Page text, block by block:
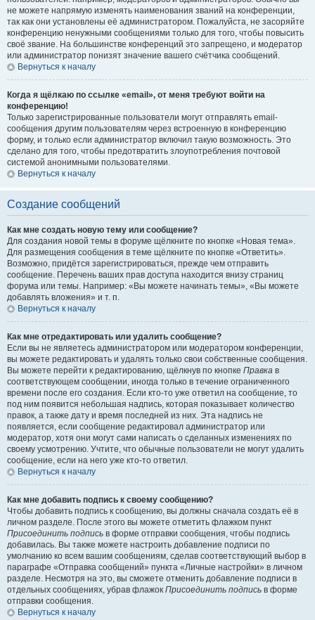
не можете напрямую изменять наименования званий на конференции,
так как они установлены её администратором. Пожалуйста, не засоряйте
конференцию ненужными сообщениями только для того, чтобы повысить
своё звание. На большинстве конференций это запрещено, и модератор
или администратор понизят значение вашего счётчика сообщений.
Вернуться к началу
Когда я щёлкаю по ссылке «email», от меня требуют войти на
конференцию!
Только зарегистрированные пользователи могут отправлять email-
сообщения другим пользователям через встроенную в конференцию
форму, и только если администратор включил такую возможность. Это
сделано для того, чтобы предотвратить злоупотребления почтовой
системой анонимными пользователями.
Вернуться к началу
Создание сообщений
Как мне создать новую тему или сообщение?
Для создания новой темы в форуме щёлкните по кнопке «Новая тема».
Для размещения сообщения в теме щёлкните по кнопке «Ответить».
Возможно, придётся зарегистрироваться, прежде чем отправить
сообщение. Перечень ваших прав доступа находится внизу страниц
форума или темы. Например: «Вы можете начинать темы», «Вы можете
добавлять вложения» и т. п.
Вернуться к началу
Как мне отредактировать или удалить сообщение?
Если вы не являетесь администратором или модератором конференции,
вы можете редактировать и удалять только свои собственные сообщения.
Вы можете перейти к редактированию, щёлкнув по кнопке Правка в
соответствующем сообщении, иногда только в течение ограниченного
времени после его создания. Если кто-то уже ответил на сообщение, то
под ним появится небольшая надпись, которая показывает количество
правок, а также дату и время последней из них. Эта надпись не
появляется, если сообщение редактировал администратор или
модератор, хотя они могут сами написать о сделанных изменениях по
своему усмотрению. Учтите, что обычные пользователи не могут удалить
сообщение, если на него уже кто-то ответил.
Вернуться к началу
Как мне добавить подпись к своему сообщению?
Чтобы добавить подпись к сообщению, вы должны сначала создать её в
личном разделе. После этого вы можете отметить флажком пункт
Присоединить подпись в форме отправки сообщения, чтобы подпись
добавилась. Вы также можете настроить добавление подписи по
умолчанию ко всем вашим сообщениям, сделав соответствующий выбор в
параграфе «Отправка сообщений» пункта «Личные настройки» в личном
разделе. Несмотря на это, вы сможете отменить добавление подписи в
отдельных сообщениях, убрав флажок Присоединить подпись в форме
отправки сообщения.
Вернуться к началу